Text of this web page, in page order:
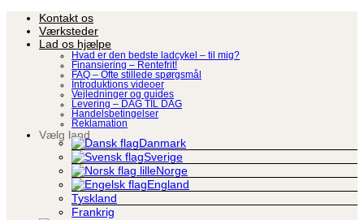
Fortsæt
indhold
Kontakt os
Værksteder
Lad os hjælpe
Hvad er den bedste ladcykel – til mig?
Finansiering – Rentefrit!
FAQ – Ofte stillede spørgsmål
Introduktions videoer
Vejledninger og guides
Levering – DAG TIL DAG
Handelsbetingelser
Reklamation
Vælg land
Danmark
Sverige
Norge
England
Tyskland
Frankrig